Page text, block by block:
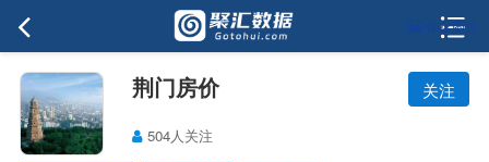
荆门房价 关注
504人关注
保存图片